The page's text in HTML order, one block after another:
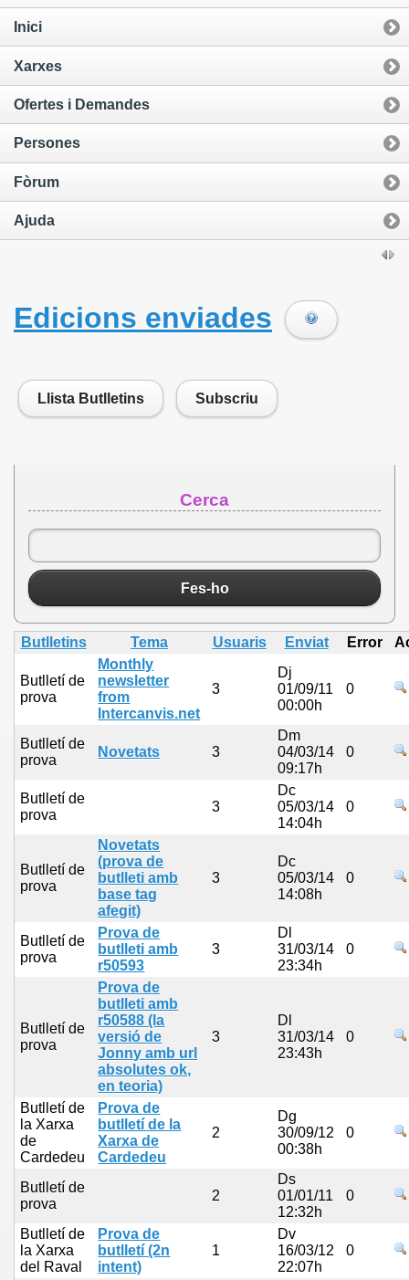
Inici
Xarxes
Ofertes i Demandes
Persones
Fòrum
Ajuda
Edicions enviades
Llista Butlletins Subscriu
Cerca
Fes-ho
Butlletins Tema Usuaris Enviat Error
Butlletí de
prova
Monthly
newsletter
from
Intercanvis.net
3
Dj
01/09/11
00:00h
0
Butlletí de
prova
Novetats 3
Dm
04/03/14
09:17h
0
Butlletí de
prova
3
Dc
05/03/14
14:04h
0
Butlletí de
prova
Novetats
(prova de
butlleti amb
base tag
afegit)
3
Dc
05/03/14
14:08h
0
Butlletí de
prova
Prova de
butlleti amb
r50593
3
Dl
31/03/14
23:34h
0
Butlletí de
prova
Prova de
butlleti amb
r50588 (la
versió de
Jonny amb url
absolutes ok,
en teoria)
3
Dl
31/03/14
23:43h
0
Butlletí de
la Xarxa
de
Cardedeu
Prova de
butlletí de la
Xarxa de
Cardedeu
2
Dg
30/09/12
00:38h
0
Butlletí de
prova
2
Ds
01/01/11
12:32h
0
Butlletí de
la Xarxa
del Raval
Prova de
butlletí (2n
intent)
1
Dv
16/03/12
22:07h
0